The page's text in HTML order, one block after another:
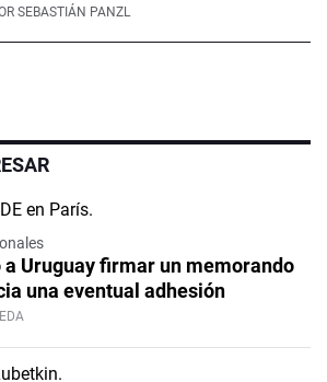
SEBASTIÁN PANZL
a Uruguay firmar un memorando
una eventual adhesión